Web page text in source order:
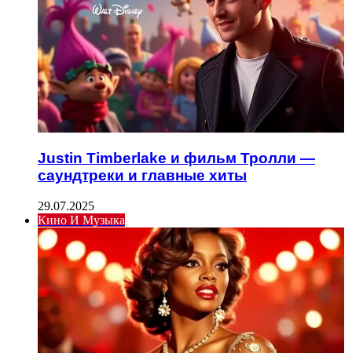
Justin Timberlake и фильм Тролли —
саундтреки и главные хиты
29.07.2025
Кино И Музыка